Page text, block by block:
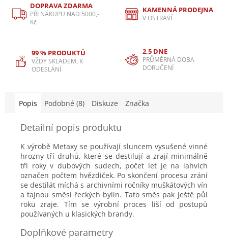
DOPRAVA ZDARMA
PŘI NÁKUPU NAD 5000,-
Kč
KAMENNÁ PRODEJNA
V OSTRAVĚ
99 % PRODUKTŮ
VŽDY SKLADEM, K
ODESLÁNÍ
2,5 DNE
PRŮMĚRNÁ DOBA
DORUČENÍ
Popis Podobné (8) Diskuze Značka
Detailní popis produktu
K výrobě Metaxy se používají sluncem vysušené vinné
hrozny tří druhů, které se destilují a zrají minimálně
tři roky v dubových sudech, počet let je na lahvích
označen počtem hvězdiček. Po skončení procesu zrání
se destilát míchá s archivními ročníky muškátových vín
a tajnou směsí řeckých bylin. Tato směs pak ještě půl
roku zraje. Tím se výrobní proces liší od postupů
používaných u klasických brandy.
Doplňkové parametry